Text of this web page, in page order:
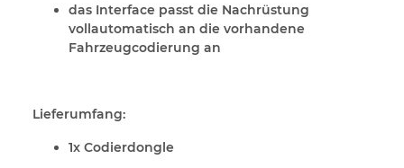
das Interface passt die Nachrüstung
vollautomatisch an die vorhandene
Fahrzeugcodierung an
Lieferumfang:
1x Codierdongle